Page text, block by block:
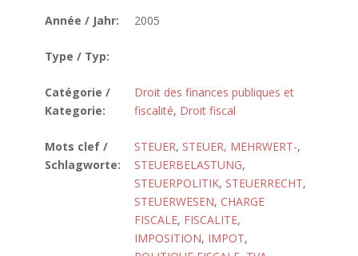
Année / Jahr: 2005
Type / Typ:
Catégorie /
Kategorie:
Droit des finances publiques et
fiscalité, Droit fiscal
Mots clef /
Schlagworte:
STEUER, STEUER, MEHRWERT-,
STEUERBELASTUNG,
STEUERPOLITIK, STEUERRECHT,
STEUERWESEN, CHARGE
FISCALE, FISCALITE,
IMPOSITION, IMPOT,